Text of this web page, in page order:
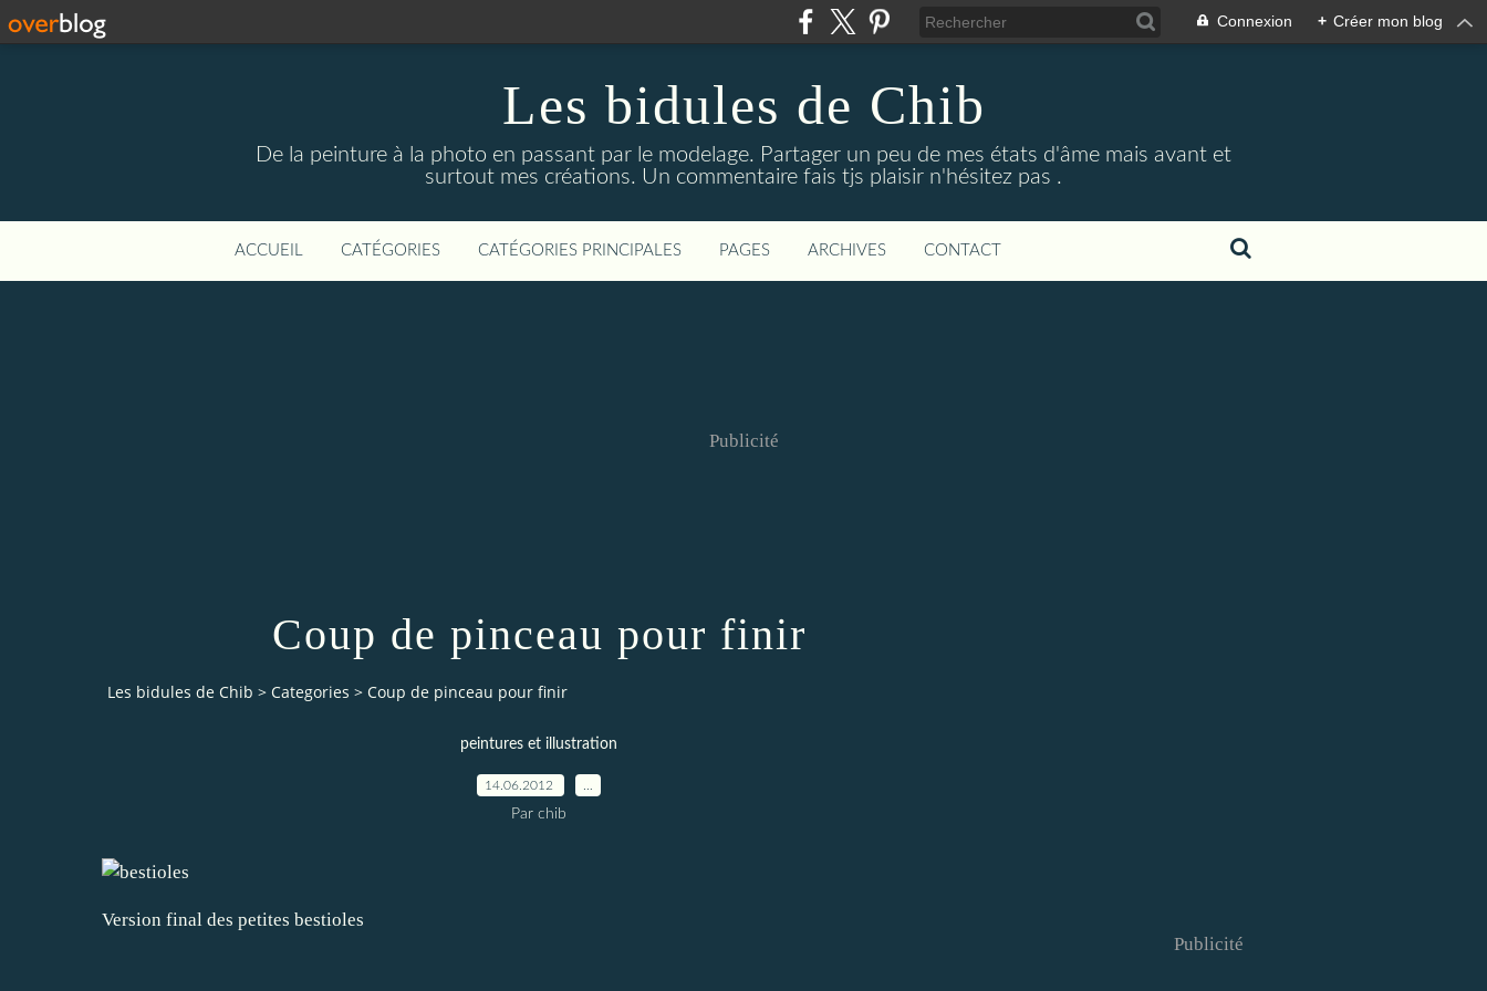
Connexion + Créer mon blog
Les bidules de Chib
De la peinture à la photo en passant par le modelage. Partager un peu de mes états d'âme mais avant et
surtout mes créations. Un commentaire fais tjs plaisir n'hésitez pas .
ACCUEIL CATÉGORIES CATÉGORIES PRINCIPALES PAGES ARCHIVES CONTACT
Publicité
Coup de pinceau pour finir
Les bidules de Chib > Categories > Coup de pinceau pour finir
peintures et illustration
14.06.2012
Par chib
Version final des petites bestioles
Publicité